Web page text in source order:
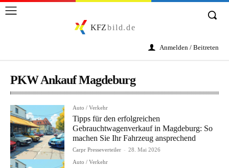
KFZbild.de
Anmelden / Beitreten
PKW Ankauf Magdeburg
Auto / Verkehr
Tipps für den erfolgreichen
Gebrauchtwagenverkauf in Magdeburg: So
machen Sie Ihr Fahrzeug ansprechend
Carpr Presseverteiler - 28. Mai 2026
Auto / Verkehr